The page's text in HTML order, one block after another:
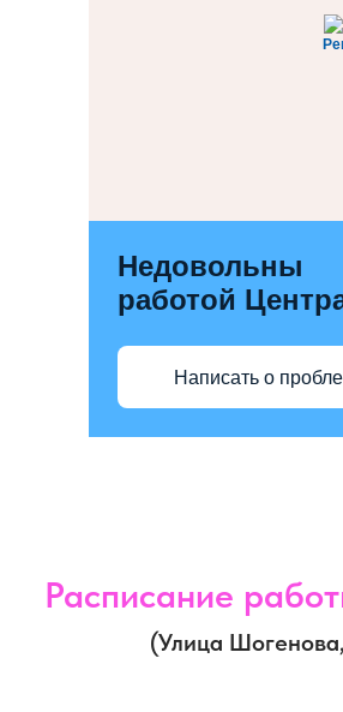
Недовольны
работой
Написать о
Расписание
(Улица